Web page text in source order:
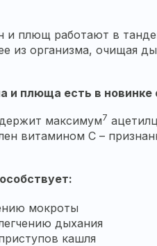
и плющ работают в
из организма, очищая
и плюща есть в новинке
максимум7
витамином С –
мокроты
дыхания
кашля